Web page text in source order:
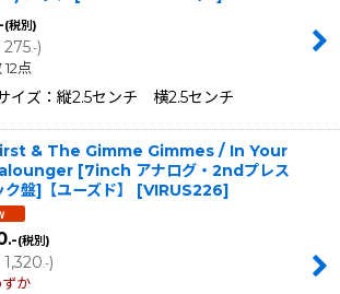
(税別)
275.-)
点
イズ：縦2.5センチ 横2.5センチ
& The Gimme Gimmes / In Your
[7inch アナログ・2ndプレス
盤]【ユーズド】
[VIRUS226]
.-(税別)
1,320.-)
か